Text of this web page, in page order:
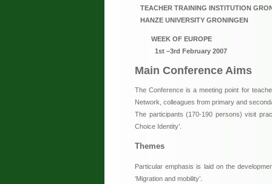
TEACHER TRAINING INSTITUTION
HANZE UNIVERSITY GRONINGEN
WEEK OF EUROPE
1st –3rd February 2007
Main Conference Aims
The Conference is a meeting point for
Network, colleagues from primary and
The participants (170-190 persons) visit
Choice Identity’.
Themes
Particular emphasis is laid on the
‘Migration and mobility’.